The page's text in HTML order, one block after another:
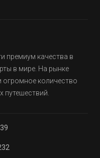
премиум качества в
в мире. На рынке
огромное количество
путешествий.